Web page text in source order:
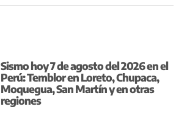
Sismo hoy 7 de agosto del 2026 en el
Perú: Temblor en Loreto, Chupaca,
Moquegua, San Martín y en otras
regiones